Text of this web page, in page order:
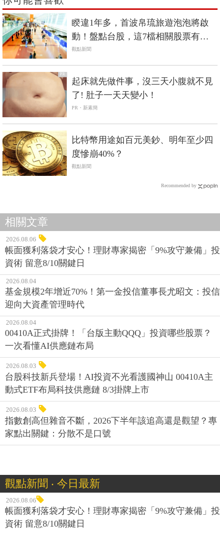
睽違1年多，首波帛琉旅遊泡泡將啟
動！盤點台股，這7檔相關股票有望
最受惠！
觀點新聞
PR
起床就先做件事，沒三天小腹就不見
了! 肚子一天天變小！
PR・新素簡
比特幣用途如百元美鈔、明年至少四
度慘崩40%？
觀點新聞
Recommended by
相關文章
2026.08.06
帳面獲利落袋才安心！理財專家揭密「9%攻守兼備」投
資術 留意8/10關鍵日
2026.08.04
基金規模2年增近70%！第一金投信董事長尤昭文：投信
迎向大資產管理時代
2026.08.04
00410A正式掛牌！「台版主動QQQ」投資哪些股票？
一次看懂AI供應鏈布局
2026.08.03
台股科技新兵登場！AI投資不光看護國神山 00410A主
動式ETF布局科技供應鏈 8/3掛牌上市
2026.08.03
指數創高但雜音不斷，2026下半年該追高還是觀望？專
家點出關鍵：分散不是口號
觀點新聞 ‧ 今日最新
2026.08.06
帳面獲利落袋才安心！理財專家揭密「9%攻守兼備」投
資術 留意8/10關鍵日